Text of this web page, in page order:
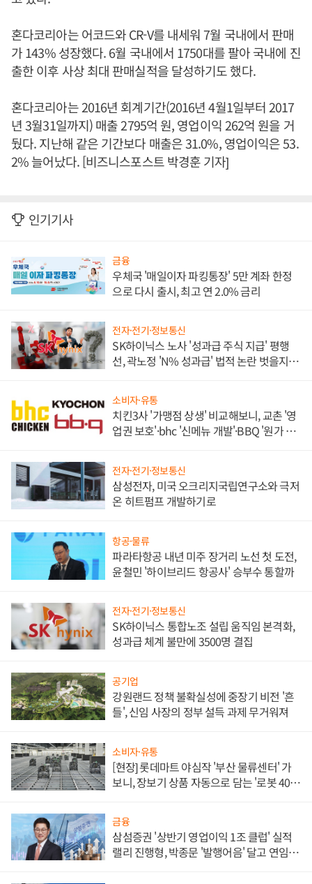
혼다코리아는 어코드와 CR-V를 내세워 7월 국내에서 판매
가 143% 성장했다. 6월 국내에서 1750대를 팔아 국내에 진
출한 이후 사상 최대 판매실적을 달성하기도 했다.
혼다코리아는 2016년 회계기간(2016년 4월1일부터 2017
년 3월31일까지) 매출 2795억 원, 영업이익 262억 원을 거
뒀다. 지난해 같은 기간보다 매출은 31.0%, 영업이익은 53.
2% 늘어났다. [비즈니스포스트 박경훈 기자]
인기기사
금융
우체국 '매일이자 파킹통장' 5만 계좌 한정
으로 다시 출시, 최고 연 2.0% 금리
전자·전기·정보통신
SK하이닉스 노사 '성과급 주식 지급' 평행
선, 곽노정 'N% 성과급' 법적 논란 벗을지 주
소비자·유통
치킨3사 '가맹점 상생' 비교해보니, 교촌 '영
업권 보호'·bhc '신메뉴 개발'·BBQ '원가 부
전자·전기·정보통신
삼성전자, 미국 오크리지국립연구소와 극저
온 히트펌프 개발하기로
항공·물류
파라타항공 내년 미주 장거리 노선 첫 도전,
윤철민 '하이브리드 항공사' 승부수 통할까
전자·전기·정보통신
SK하이닉스 통합노조 설립 움직임 본격화,
성과급 체계 불만에 3500명 결집
공기업
강원랜드 정책 불확실성에 중장기 비전 '흔
들', 신임 사장의 정부 설득 과제 무거워져
소비자·유통
[현장] 롯데마트 야심작 '부산 물류센터' 가
보니, 장보기 상품 자동으로 담는 '로봇 400
금융
삼섬증권 '상반기 영업이익 1조 클럽' 실적
랠리 진행형, 박종문 '발행어음' 달고 연임 향